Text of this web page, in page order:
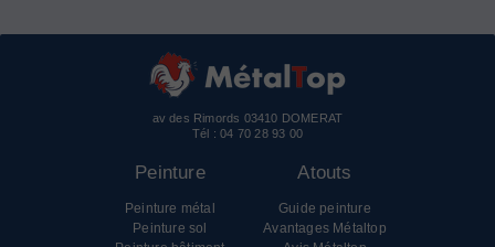
av des Rimords 03410 DOMERAT
Tél :04 70 28 93 00
Peinture
Peinture métal
Peinture sol
Atouts
Guide peinture
Avantages Métaltop